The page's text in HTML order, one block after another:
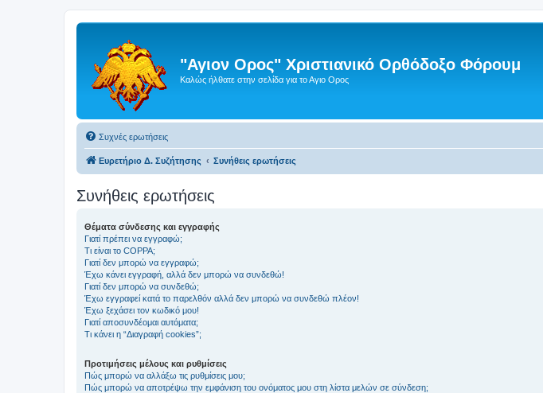
"Αγιον Ορος" Χριστιανικό Ορθόδοξο Φόρουμ
Καλώς ήλθατε στην σελίδα για το Αγιο Ορος
Συχνές ερωτήσεις
Ευρετήριο Δ. Συζήτησης Συνήθεις ερωτήσεις
Συνήθεις ερωτήσεις
Θέματα σύνδεσης και εγγραφής
Γιατί πρέπει να εγγραφώ;
Τι είναι το COPPA;
Γιατί δεν μπορώ να εγγραφώ;
Έχω κάνει εγγραφή, αλλά δεν μπορώ να συνδεθώ!
Γιατί δεν μπορώ να συνδεθώ;
Έχω εγγραφεί κατά το παρελθόν αλλά δεν μπορώ να συνδεθώ πλέον!
Έχω ξεχάσει τον κωδικό μου!
Γιατί αποσυνδέομαι αυτόματα;
Τι κάνει η “Διαγραφή cookies”;
Προτιμήσεις μέλους και ρυθμίσεις
Πώς μπορώ να αλλάξω τις ρυθμίσεις μου;
Πώς μπορώ να αποτρέψω την εμφάνιση του ονόματος μου στη λίστα μελών σε σύνδεση;